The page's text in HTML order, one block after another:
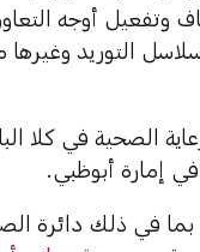
وتفعيل أوجه
التوريد
الصحية في كلا
إمارة أبوظبي.
في ذلك دائرة